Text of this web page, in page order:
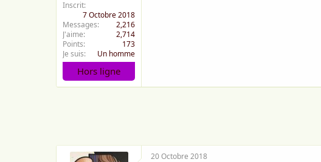
Inscrit
7 Octobre 2018
Messages
2,216
J'aime
2,714
Points
173
Je suis
Un homme
Hors ligne
20 Octobre 2018